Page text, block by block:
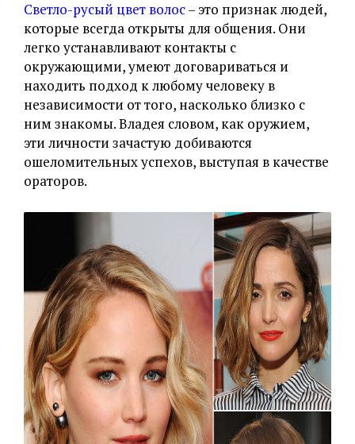
Светло-русый цвет волос– это признак людей,
которые всегда открыты для общения. Они
легко устанавливают контакты с
окружающими, умеют договариваться и
находить подход к любому человеку в
независимости от того, насколько близко с
ним знакомы. Владея словом, как оружием,
эти личности зачастую добиваются
ошеломительных успехов, выступая в качестве
ораторов.